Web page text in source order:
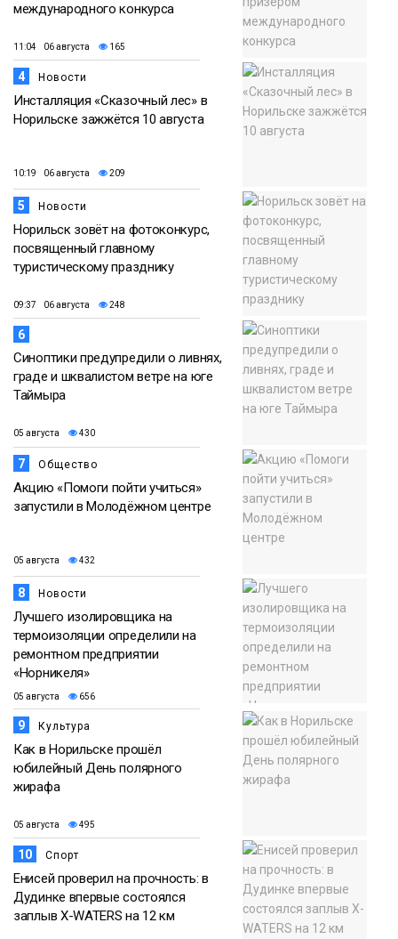
международного конкурса
11:04 06 августа 165
4 Новости
Инсталляция «Сказочный лес» в
Норильске зажжётся 10 августа
10:19 06 августа 209
5 Новости
Норильск зовёт на фотоконкурс,
посвященный главному
туристическому празднику
09:37 06 августа 248
6
Синоптики предупредили о ливнях,
граде и шквалистом ветре на юге
Таймыра
05 августа 430
7 Общество
Акцию «Помоги пойти учиться»
запустили в Молодёжном центре
05 августа 432
8 Новости
Лучшего изолировщика на
термоизоляции определили на
ремонтном предприятии
«Норникеля»
05 августа 656
9 Культура
Как в Норильске прошёл
юбилейный День полярного
жирафа
05 августа 495
10 Спорт
Енисей проверил на прочность: в
Дудинке впервые состоялся
заплыв X-WATERS на 12 км